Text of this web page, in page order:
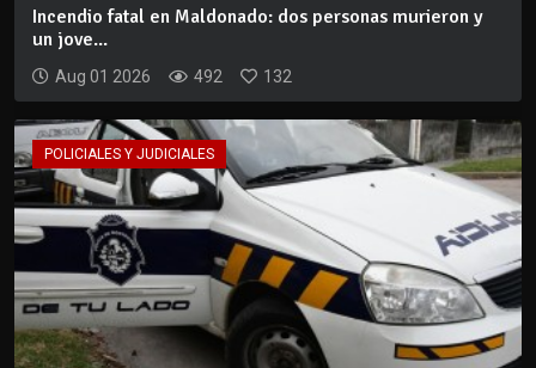
Incendio fatal en Maldonado: dos personas murieron y
un jove...
Aug 01 2026 492 132
POLICIALES Y JUDICIALES